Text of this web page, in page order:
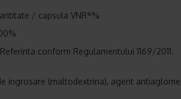
/ capsula VNR*%
conform Regulamentului 1169/2011.
ingrosare (maltodextrina), agent